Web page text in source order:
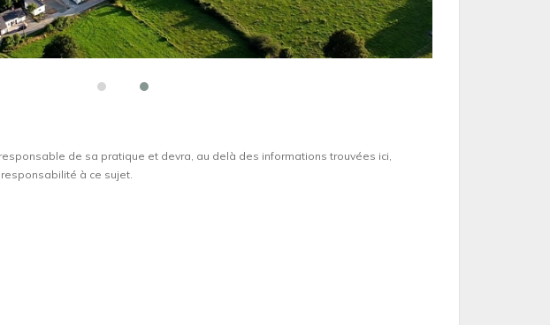
de sa pratique et devra, au delà des informations trouvées ici,
à ce sujet.